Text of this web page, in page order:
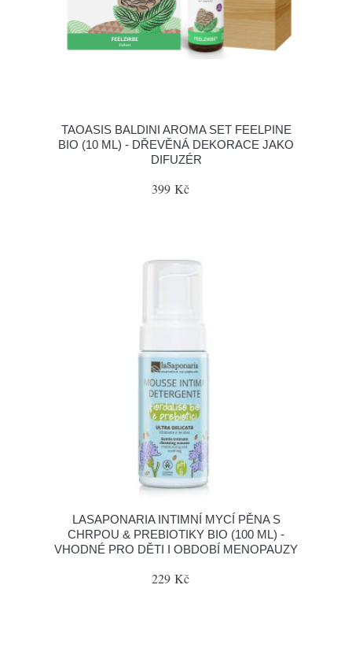
TAOASIS BALDINI AROMA SET FEELPINE
BIO (10 ML) - DŘEVĚNÁ DEKORACE JAKO
DIFUZÉR
399 Kč
LASAPONARIA INTIMNÍ MYCÍ PĚNA S
CHRPOU & PREBIOTIKY BIO (100 ML) -
VHODNÉ PRO DĚTI I OBDOBÍ MENOPAUZY
229 Kč